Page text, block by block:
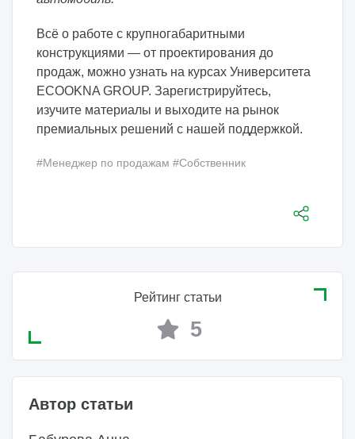
Всё о работе с крупногабаритными
конструкциями — от проектирования до
продаж, можно узнать на курсах Университета
ECOOKNA GROUP. Зарегистрируйтесь,
изучите материалы и выходите на рынок
премиальных решений с нашей поддержкой.
#Менеджер по продажам #Собственник
Рейтинг статьи
5
Автор статьи